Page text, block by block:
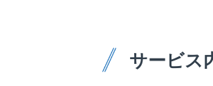
サービス